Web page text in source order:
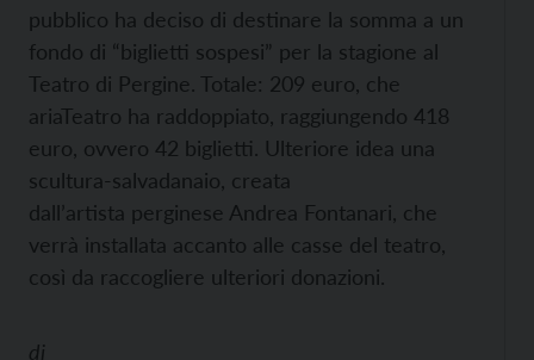
pubblico ha deciso di destinare la somma a un
fondo di “biglietti sospesi” per la stagione al
Teatro di Pergine. Totale: 209 euro, che
ariaTeatro ha raddoppiato, raggiungendo 418
euro, ovvero 42 biglietti. Ulteriore idea una
scultura-salvadanaio, creata
dall’artista perginese Andrea Fontanari, che
verrà installata accanto alle casse del teatro,
così da raccogliere ulteriori donazioni.
di